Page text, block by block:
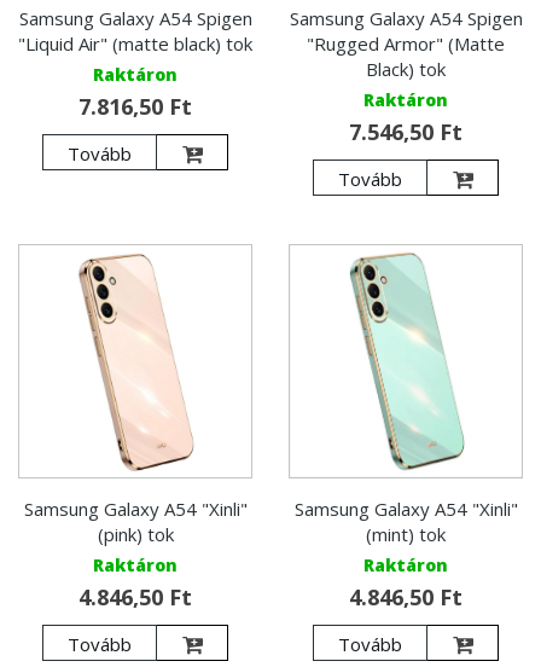
Samsung Galaxy A54 Spigen
"Liquid Air" (matte black) tok
Raktáron
7.816,50 Ft
Tovább
Samsung Galaxy A54 Spigen
"Rugged Armor" (Matte
Black) tok
Raktáron
7.546,50 Ft
Tovább
Samsung Galaxy A54 "Xinli"
(pink) tok
Raktáron
4.846,50 Ft
Tovább
Samsung Galaxy A54 "Xinli"
(mint) tok
Raktáron
4.846,50 Ft
Tovább